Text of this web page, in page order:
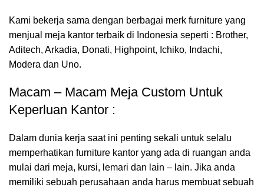
Kami bekerja sama dengan berbagai merk furniture yang
menjual meja kantor terbaik di Indonesia seperti : Brother,
Aditech, Arkadia, Donati, Highpoint, Ichiko, Indachi,
Modera dan Uno.
Macam – Macam Meja Custom Untuk
Keperluan Kantor :
Dalam dunia kerja saat ini penting sekali untuk selalu
memperhatikan furniture kantor yang ada di ruangan anda
mulai dari meja, kursi, lemari dan lain – lain. Jika anda
memiliki sebuah perusahaan anda harus membuat sebuah